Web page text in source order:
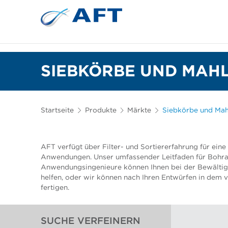
SIEBKÖRBE UND
Startseite Produkte Märkte Siebkörbe und
AFT verfügt über Filter- und Sortiererfahrung für
Anwendungen. Unser umfassender Leitfaden für
Anwendungsingenieure können Ihnen bei der
helfen, oder wir können nach Ihren Entwürfen in dem
fertigen.
SUCHE VERFEINERN